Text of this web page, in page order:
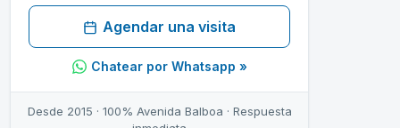
Agendar una visita
Chatear por Whatsapp »
Desde 2015 · 100% Avenida Balboa · Respuesta